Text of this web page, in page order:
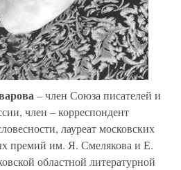
– член Союза писателей и
член – корреспондент
лауреат московских
премий им. Я. Смелякова и Е.
областной литературной